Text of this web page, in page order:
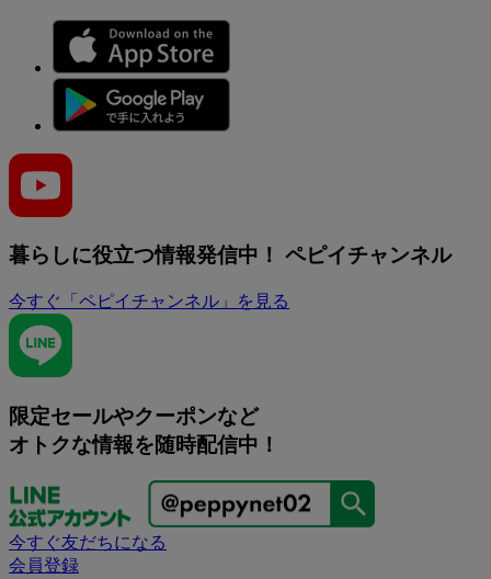
暮らしに役立つ情報発信中！ ペピイチャンネル
今すぐ「ペピイチャンネル」を見る
限定セールやクーポンなど
オトクな情報を随時配信中！
今すぐ友だちになる
会員登録